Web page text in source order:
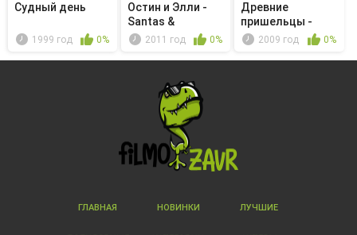
Судный день
1999 год 0%
Остин и Элли -
Santas &
Surprises
2011 год 0%
Древние
пришельцы -
Unlocking the
2009 год 0%
ГЛАВНАЯ НОВИНКИ ЛУЧШИЕ